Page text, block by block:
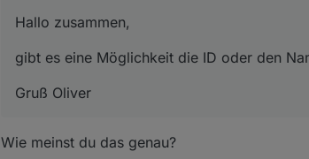
Hallo zusammen,
gibt es eine Möglichkeit die ID oder den
Gruß Oliver
Wie meinst du das genau?